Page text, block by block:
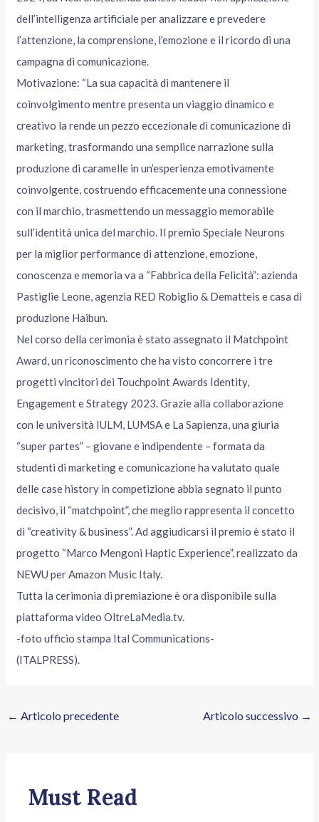
dell’intelligenza artificiale per analizzare e prevedere
l’attenzione, la comprensione, l’emozione e il ricordo di una
campagna di comunicazione.
Motivazione: “La sua capacità di mantenere il
coinvolgimento mentre presenta un viaggio dinamico e
creativo la rende un pezzo eccezionale di comunicazione di
marketing, trasformando una semplice narrazione sulla
produzione di caramelle in un’esperienza emotivamente
coinvolgente, costruendo efficacemente una connessione
con il marchio, trasmettendo un messaggio memorabile
sull’identità unica del marchio. Il premio Speciale Neurons
per la miglior performance di attenzione, emozione,
conoscenza e memoria va a “Fabbrica della Felicità”: azienda
Pastiglie Leone, agenzia RED Robiglio & Dematteis e casa di
produzione Haibun.
Nel corso della cerimonia è stato assegnato il Matchpoint
Award, un riconoscimento che ha visto concorrere i tre
progetti vincitori dei Touchpoint Awards Identity,
Engagement e Strategy 2023. Grazie alla collaborazione
con le università IULM, LUMSA e La Sapienza, una giuria
“super partes” – giovane e indipendente – formata da
studenti di marketing e comunicazione ha valutato quale
delle case history in competizione abbia segnato il punto
decisivo, il “matchpoint”, che meglio rappresenta il concetto
di “creativity & business”. Ad aggiudicarsi il premio è stato il
progetto “Marco Mengoni Haptic Experience”, realizzato da
NEWU per Amazon Music Italy.
Tutta la cerimonia di premiazione è ora disponibile sulla
piattaforma video OltreLaMedia.tv.
-foto ufficio stampa Ital Communications-
(ITALPRESS).
← Articolo precedente Articolo successivo →
Must Read